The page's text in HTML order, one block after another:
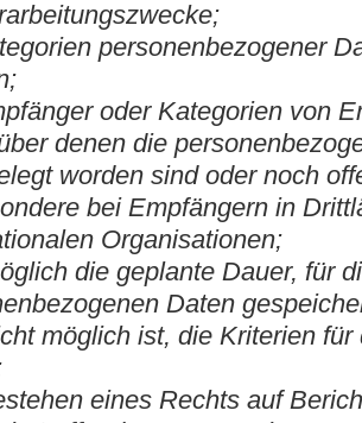
personenbezogener
oder Kategorien von
denen die
worden sind oder noch
bei Empfängern in
Organisationen;
die geplante Dauer, für
Daten
möglich ist, die Kriterien
eines Rechts auf